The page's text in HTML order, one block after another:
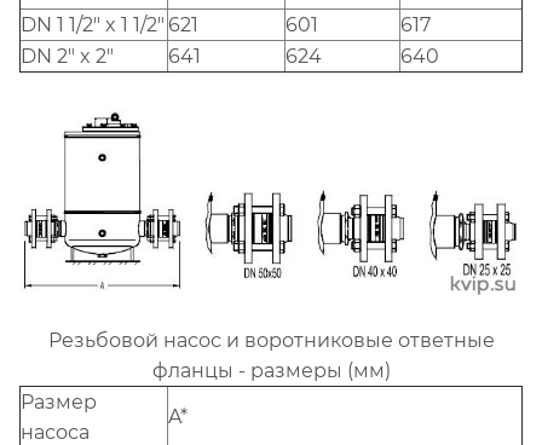
DN 1 1/2" x 1 1/2" 621 601
617
DN 2" x 2"
641 624 640
Резьбовой насос и воротниковые ответные
фланцы - размеры (мм)
Размер
насоса
A*